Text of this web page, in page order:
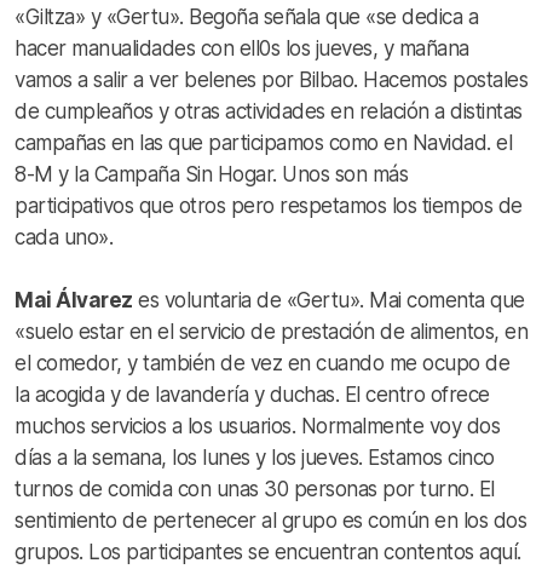
«Giltza» y «Gertu». Begoña señala que «se dedica a
hacer manualidades con ell0s los jueves, y mañana
vamos a salir a ver belenes por Bilbao. Hacemos postales
de cumpleaños y otras actividades en relación a distintas
campañas en las que participamos como en Navidad. el
8-M y la Campaña Sin Hogar. Unos son más
participativos que otros pero respetamos los tiempos de
cada uno».
Mai Álvarez es voluntaria de «Gertu». Mai comenta que
«suelo estar en el servicio de prestación de alimentos, en
el comedor, y también de vez en cuando me ocupo de
la acogida y de lavandería y duchas. El centro ofrece
muchos servicios a los usuarios. Normalmente voy dos
días a la semana, los lunes y los jueves. Estamos cinco
turnos de comida con unas 30 personas por turno. El
sentimiento de pertenecer al grupo es común en los dos
grupos. Los participantes se encuentran contentos aquí.